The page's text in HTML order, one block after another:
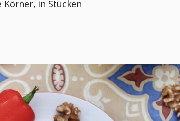
Körner, in Stücken